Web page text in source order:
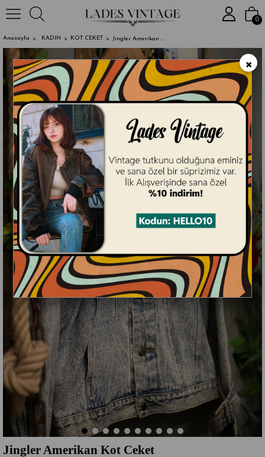
2000₺ ve
0
Anasayfa KADIN KOT CEKET Jingler Amerikan Kot Ceket
Jingler Amerikan Kot Ceket
×